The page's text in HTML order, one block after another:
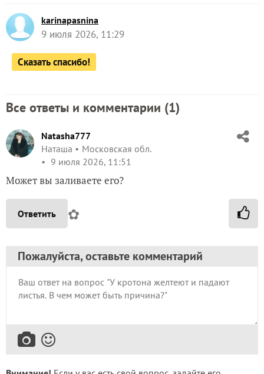
karinapasnina
9 июля 2026, 11:29
Сказать спасибо!
Все ответы и комментарии (1)
Natasha777
Наташа
Московская обл.
9 июля 2026, 11:51
Может вы заливаете его?
Ответить ✿
Пожалуйста, оставьте комментарий